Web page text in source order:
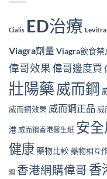
Cialis ED治療 Levitra
Viagra劑量 Viagra飲食禁
偉哥效果偉哥邊度買
壯陽藥 威而鋼
威而鋼效果 威而鋼正品 威
港 威而鋼香港醫生紙 安
健康藥物比較藥物相互
鋼 香港網購偉哥 香